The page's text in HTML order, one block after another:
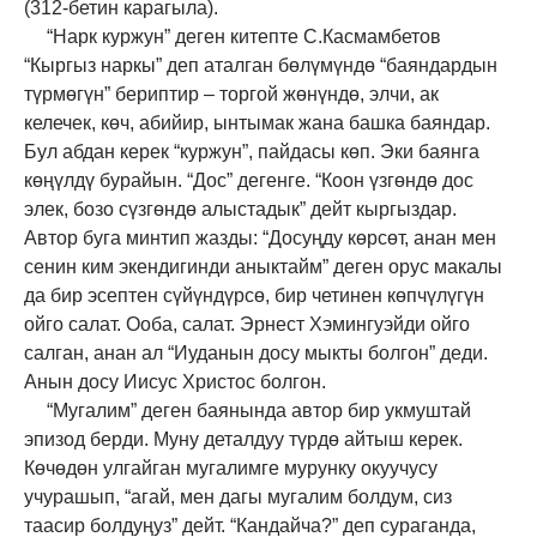
(312-бетин карагыла).
“Нарк куржун” деген китепте С.Касмамбетов
“Кыргыз наркы” деп аталган бөлүмүндө “баяндардын
түрмөгүн” бериптир – торгой жөнүндө, элчи, ак
келечек, көч, абийир, ынтымак жана башка баяндар.
Бул абдан керек “куржун”, пайдасы көп. Эки баянга
көңүлдү бурайын. “Дос” дегенге. “Коон үзгөндө дос
элек, бозо сүзгөндө алыстадык” дейт кыргыздар.
Автор буга минтип жазды: “Досуңду көрсөт, анан мен
сенин ким экендигинди аныктайм” деген орус макалы
да бир эсептен сүйүндүрсө, бир четинен көпчүлүгүн
ойго салат. Ооба, салат. Эрнест Хэмингуэйди ойго
салган, анан ал “Иуданын досу мыкты болгон” деди.
Анын досу Иисус Христос болгон.
“Мугалим” деген баянында автор бир укмуштай
эпизод берди. Муну деталдуу түрдө айтыш керек.
Көчөдөн улгайган мугалимге мурунку окуучусу
учурашып, “агай, мен дагы мугалим болдум, сиз
таасир болдуңуз” дейт. “Кандайча?” деп сураганда,